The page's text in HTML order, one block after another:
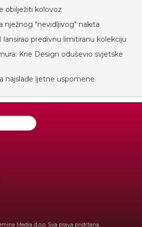
obilježiti kolovoz
nježnog "nevidljivog" nakita
predivnu limitiranu kolekciju
Krie Design oduševio svjetske
najslađe ljetne uspomene
Media d.o.o. Sva prava pridržana.